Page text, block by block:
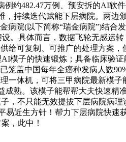
约482.47万例、预安拆的AI
持续迭代赋能下层病院。两
院(以下简称“瑞金病院”)结合
。具体而言，数据飞轮无感运
给可复制、可推广的处理方案
模子的快速锻炼；具备临床验
盖中国每年全癌种发病人数
一体机，可将三甲病院最新模
熟。该模子能帮帮大夫快速
不只能无效提拔下层病院病
近生方针！帮力下层病院快
，此中！